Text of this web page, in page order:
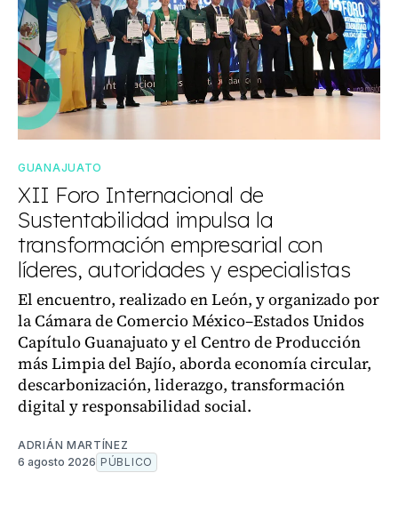
GUANAJUATO
XII Foro Internacional de
Sustentabilidad impulsa la
transformación empresarial con
líderes, autoridades y especialistas
El encuentro, realizado en León, y organizado por
la Cámara de Comercio México–Estados Unidos
Capítulo Guanajuato y el Centro de Producción
más Limpia del Bajío, aborda economía circular,
descarbonización, liderazgo, transformación
digital y responsabilidad social.
ADRIÁN MARTÍNEZ
6 agosto 2026 PÚBLICO